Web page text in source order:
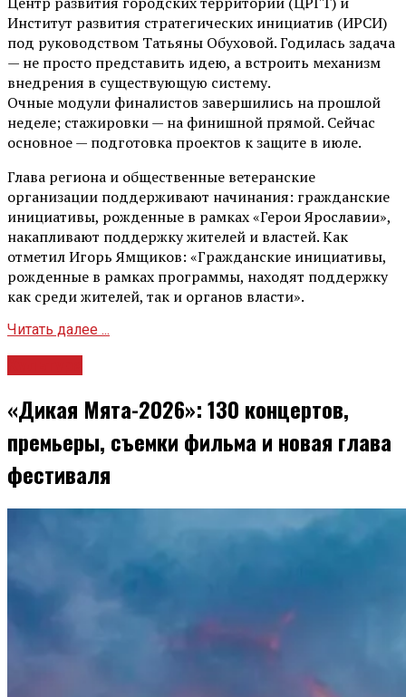
Институт развития стратегических инициатив (ИРСИ)
под руководством Татьяны Обуховой. Годилась задача
— не просто представить идею, а встроить механизм
внедрения в существующую систему.
Очные модули финалистов завершились на прошлой
неделе; стажировки — на финишной прямой. Сейчас
основное — подготовка проектов к защите в июле.
Глава региона и общественные ветеранские
организации поддерживают начинания: гражданские
инициативы, рожденные в рамках «Герои Ярославии»,
накапливают поддержку жителей и властей. Как
отметил Игорь Ямщиков: «Гражданские инициативы,
рожденные в рамках программы, находят поддержку
как среди жителей, так и органов власти».
Читать далее ...
«Дикая Мята-2026»: 130 концертов,
премьеры, съемки фильма и новая глава
фестиваля